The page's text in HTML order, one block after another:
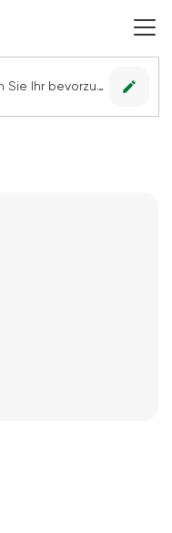
Kein Geschäft ausgewählt. Wählen Sie Ihr bevorzugtes Geschäft, um alle Angebote sehen zu können. edit